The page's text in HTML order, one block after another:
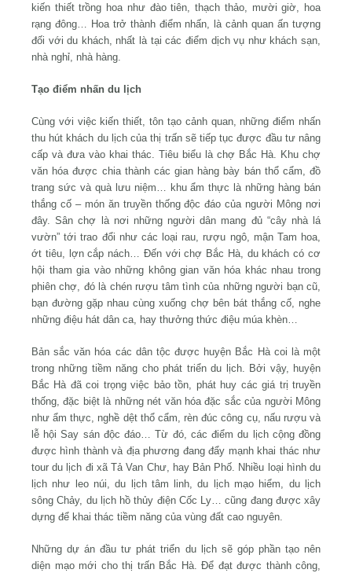
kiến thiết trồng hoa như đào tiên, thạch thảo, mười giờ, hoa
rạng đông… Hoa trở thành điểm nhấn, là cảnh quan ấn tượng
đối với du khách, nhất là tại các điểm dịch vụ như khách sạn,
nhà nghỉ, nhà hàng.
Tạo điểm nhấn du lịch
Cùng với việc kiến thiết, tôn tạo cảnh quan, những điểm nhấn
thu hút khách du lịch của thị trấn sẽ tiếp tục được đầu tư nâng
cấp và đưa vào khai thác. Tiêu biểu là chợ Bắc Hà. Khu chợ
văn hóa được chia thành các gian hàng bày bán thổ cẩm, đồ
trang sức và quà lưu niệm… khu ẩm thực là những hàng bán
thắng cố – món ăn truyền thống độc đáo của người Mông nơi
đây. Sân chợ là nơi những người dân mang đủ “cây nhà lá
vườn” tới trao đổi như các loại rau, rượu ngô, mận Tam hoa,
ớt tiêu, lợn cắp nách… Đến với chợ Bắc Hà, du khách có cơ
hội tham gia vào những không gian văn hóa khác nhau trong
phiên chợ, đó là chén rượu tâm tình của những người bạn cũ,
bạn đường gặp nhau cùng xuống chợ bên bát thắng cố, nghe
những điệu hát dân ca, hay thưởng thức điệu múa khèn…
Bản sắc văn hóa các dân tộc được huyện Bắc Hà coi là một
trong những tiềm năng cho phát triển du lịch. Bởi vậy, huyện
Bắc Hà đã coi trọng việc bảo tồn, phát huy các giá trị truyền
thống, đặc biệt là những nét văn hóa đặc sắc của người Mông
như ẩm thực, nghề dệt thổ cẩm, rèn đúc công cụ, nấu rượu và
lễ hội Say sán độc đáo… Từ đó, các điểm du lịch cộng đồng
được hình thành và địa phương đang đẩy mạnh khai thác như
tour du lịch đi xã Tả Van Chư, hay Bản Phố. Nhiều loại hình du
lịch như leo núi, du lịch tâm linh, du lịch mạo hiểm, du lịch
sông Chảy, du lịch hồ thủy điện Cốc Ly… cũng đang được xây
dựng để khai thác tiềm năng của vùng đất cao nguyên.
Những dự án đầu tư phát triển du lịch sẽ góp phần tạo nên
diện mạo mới cho thị trấn Bắc Hà. Để đạt được thành công,